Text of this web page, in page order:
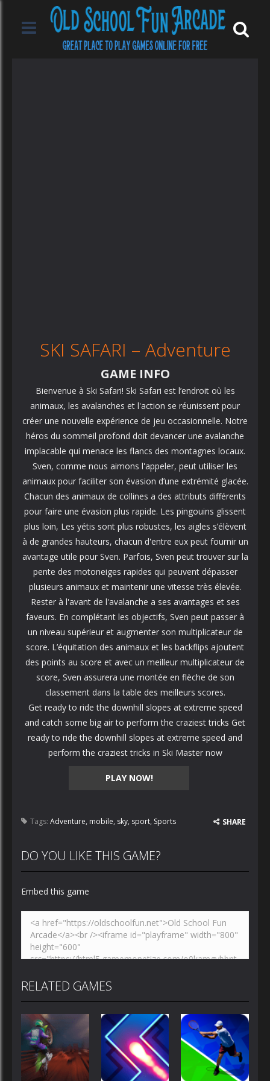
SKI SAFARI – Adventure
PLAY NOW!
GAME INFO
Bienvenue à Ski Safari! Ski Safari est l’endroit où les
animaux, les avalanches et l'action se réunissent pour
créer une nouvelle expérience de jeu occasionnelle. Notre
héros du sommeil profond doit devancer une avalanche
implacable qui menace les flancs des montagnes locaux.
Sven, comme nous aimons l'appeler, peut utiliser les
animaux pour faciliter son évasion d’une extrémité glacée.
Chacun des animaux de collines a des attributs différents
pour faire une évasion plus rapide. Les pingouins glissent
plus loin, Les yétis sont plus robustes, les aigles s’élèvent
à de grandes hauteurs, chacun d'entre eux peut fournir un
avantage utile pour Sven. Parfois, Sven peut trouver sur la
pente des motoneiges rapides qui peuvent dépasser
plusieurs animaux et maintenir une vitesse très élevée.
Rester à l'avant de l'avalanche a ses avantages et ses
faveurs. En complétant les objectifs, Sven peut passer à
un niveau supérieur et augmenter son multiplicateur de
score. L’équitation des animaux et les backflips ajoutent
des points au score et avec un meilleur multiplicateur de
score, Sven assurera une montée en flèche de son
classement dans la table des meilleurs scores.
Get ready to ride the downhill slopes at extreme speed
and catch some big air to perform the craziest tricks Get
ready to ride the downhill slopes at extreme speed and
perform the craziest tricks in Ski Master now
Tags: Adventure, mobile, sky, sport, Sports SHARE
DO YOU LIKE THIS GAME?
Embed this game
RELATED GAMES